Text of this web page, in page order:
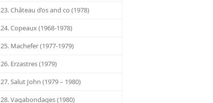
23. Château d’os and co (1978)
24. Copeaux (1968-1978)
25. Machefer (1977-1979)
26. Erzastres (1979)
27. Salut John (1979 – 1980)
28. Vagabondages (1980)